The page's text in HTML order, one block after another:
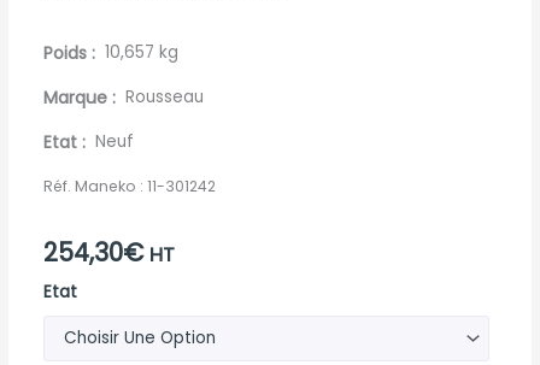
Poids 10,657 kg
Marque Rousseau
Etat Neuf
Réf. Maneko :11-301242
254,30€ HT
Etat
quantité